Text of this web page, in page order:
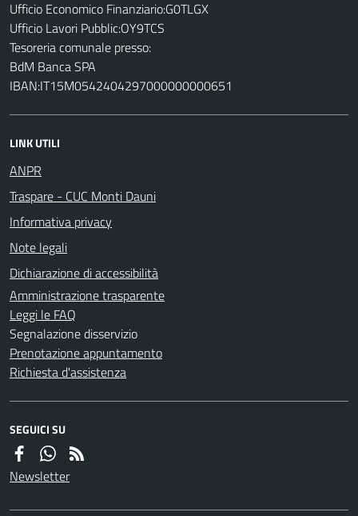
Ufficio Economico Finanziario:G0TLGX
Ufficio Lavori Pubblic:OY9TCS
Tesoreria comunale presso:
BdM Banca SPA
IBAN:IT15M0542404297000000000651
LINK UTILI
ANPR
Traspare - CUC Monti Dauni
Informativa privacy
Note legali
Dichiarazione di accessibilità
Amministrazione trasparente
Leggi le FAQ
Segnalazione disservizio
Prenotazione appuntamento
Richiesta d'assistenza
SEGUICI SU
Newsletter